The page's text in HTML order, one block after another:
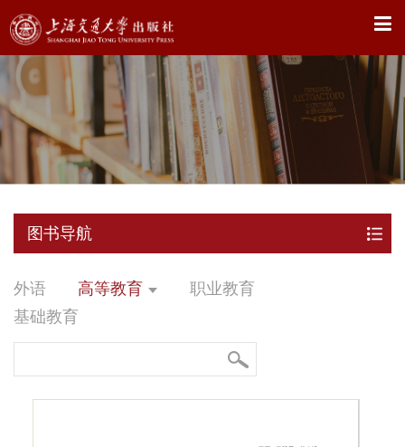
X
图书导航
外语 高等教育
职业教育
基础教育